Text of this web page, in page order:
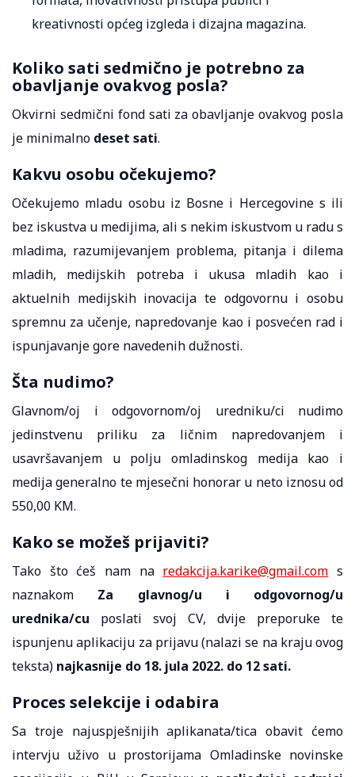
kreativnosti općeg izgleda i dizajna magazina.
Koliko sati sedmično je potrebno za
obavljanje ovakvog posla?
Okvirni sedmični fond sati za obavljanje ovakvog posla
je minimalno deset sati.
Kakvu osobu očekujemo?
Očekujemo mladu osobu iz Bosne i Hercegovine s ili
bez iskustva u medijima, ali s nekim iskustvom u radu s
mladima, razumijevanjem problema, pitanja i dilema
mladih, medijskih potreba i ukusa mladih kao i
aktuelnih medijskih inovacija te odgovornu i osobu
spremnu za učenje, napredovanje kao i posvećen rad i
ispunjavanje gore navedenih dužnosti.
Šta nudimo?
Glavnom/oj i odgovornom/oj uredniku/ci nudimo
jedinstvenu priliku za ličnim napredovanjem i
usavršavanjem u polju omladinskog medija kao i
medija generalno te mjesečni honorar u neto iznosu od
550,00 KM.
Kako se možeš prijaviti?
Tako što ćeš nam na redakcija.karike@gmail.com s
naznakom Za glavnog/u i odgovornog/u
urednika/cu poslati svoj CV, dvije preporuke te
ispunjenu aplikaciju za prijavu (nalazi se na kraju ovog
teksta) najkasnije do 18. jula 2022. do 12 sati.
Proces selekcije i odabira
Sa troje najuspješnijih aplikanata/tica obavit ćemo
intervju uživo u prostorijama Omladinske novinske